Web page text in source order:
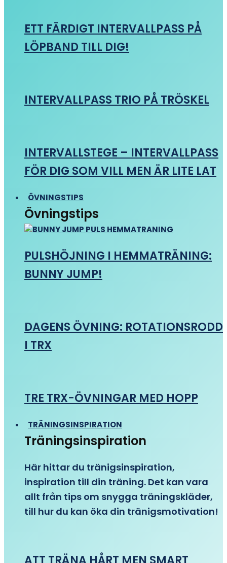
ETT FÄRDIGT INTERVALLPASS PÅ
LÖPBAND TILL DIG!
INTERVALLPASS TRIO PÅ TRÖSKEL
INTERVALLSTEGE – INTERVALLPASS
FÖR DIG SOM VILL MEN ÄR LITE LAT
ÖVNINGSTIPS
Övningstips
PULSHÖJNING I HEMMATRÄNING:
BUNNY JUMP!
DAGENS ÖVNING: ROTATIONSRODD
I TRX
TRE TRX-ÖVNINGAR MED HOPP
TRÄNINGSINSPIRATION
Träningsinspiration
Här hittar du tränigsinspiration,
inspiration till din träning. Det kan vara
allt från tips om snygga träningskläder,
till hur du kan öka din tränigsmotivation!